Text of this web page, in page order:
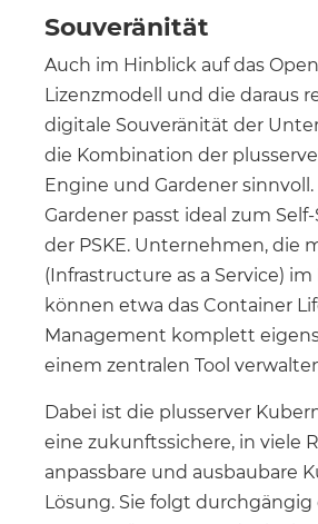
Souveränität
Auch im Hinblick auf das
Lizenzmodell und die daraus
digitale Souveränität der
die Kombination der
Engine und Gardener
Gardener passt ideal zum
der PSKE. Unternehmen, die
(Infrastructure as a Service)
können etwa das Container
Management komplett
einem zentralen Tool
Dabei ist die plusserver
eine zukunftssichere, in viele
anpassbare und ausbaubare
Lösung. Sie folgt durchgängig